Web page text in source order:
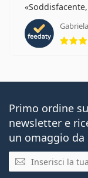
Primo ordine
newsletter e
un omaggio
E-mail